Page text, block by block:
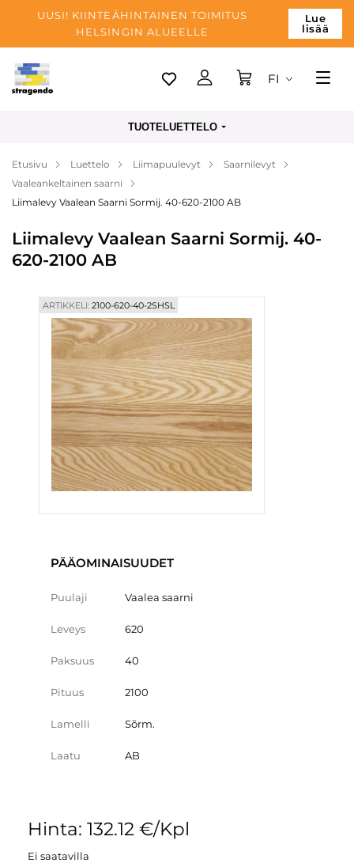
UUSI! KIINTEÄHINTAINEN TOIMITUS
HELSINGIN ALUEELLE
Lue
lisää
Tallinn
Maksu
Yrityksen
Blogi
Yhteystiedot
FI
TUOTELUETTELO
Etusivu Luettelo Liimapuulevyt
Saarnilevyt
Vaaleankeltainen saarni
Liimalevy Vaalean Saarni Sormij. 40-620-2100 AB
Liimalevy Vaalean Saarni Sormij. 40-
620-2100 AB
ARTIKKELI:2100-620-40-2SHSL
PÄÄOMINAISUUDET
Puulaji Vaalea saarni
Leveys 620
Paksuus 40
Pituus 2100
Lamelli Sõrm.
Laatu AB
Hinta: 132.12 €/Kpl
Ei saatavilla